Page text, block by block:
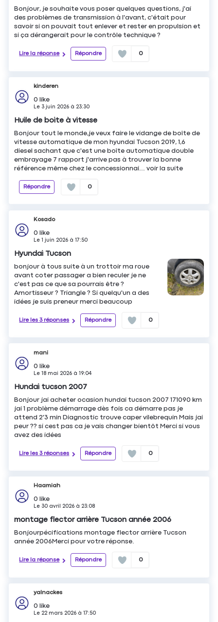
Bonjour, je souhaite vous poser quelques questions, j'ai
des problèmes de transmission à l'avant, c'était pour
savoir si on pouvait tout enlever et rester en propulsion et
si ça dérangerait pour le contrôle technique ?
Lire la réponse Répondre 0
kinderen
0 like
Le 3 juin 2026 à 23:30
Huile de boite à vitesse
Bonjour tout le monde,je veux faire le vidange de boîte de
vitesse automatique de mon hyundai Tucson 2019, 1,6
diesel sachant que c'est une boîte automatique double
embrayage 7 rapport j'arrive pas à trouver la bonne
référence même chez le concessionnai...voir la suite
Répondre 0
Kosado
0 like
Le1 juin 2026 à17:50
Hyundai Tucson
bonjour à tous suite à un trottoir ma roue
avant coter passager a bien reculer je ne
c'est pas ce que sa pourrais être ?
Amortisseur ? Triangle ? Si quelqu'un a des
idées je suis preneur merci beaucoup
Lire les 3 réponses Répondre 0
mani
0 like
Le18 mai 2026 à19:04
Hundai tucson 2007
Bonjour jai acheter ocasion hundai tucson 2007 171090 km
jai 1 problème démarrage dès fois ca démarre pas je
attend 2'3 min Diagnostic trouve caper vilebrequin Mais jai
peur ?? si cest pas ca je vais changer bientôt Merci si vous
avez des idées
Lire les 3 réponses Répondre 0
Haamiah
0 like
Le 30 avril 2026 à 23:08
montage flector arrière Tucson année 2006
Bonjourpécifications montage flector arrière Tucson
année 2006Merci pour votre réponse.
Lire la réponse Répondre 0
yalnackes
0 like
Le 22 mars 2026 à17:50